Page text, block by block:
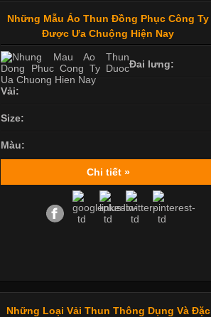
Những Mẫu Áo Thun Đồng Phục Công Ty
Được Ưa Chuộng Hiện Nay
Đai lưng:
Vải:
Size:
Màu:
Chi tiết »
Những Loại Vải Thun Thông Dụng Và Đặc